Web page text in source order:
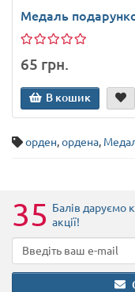
Медаль
65 грн.
В кошик
орден,ордена,
35 Балів даруємо
акції!